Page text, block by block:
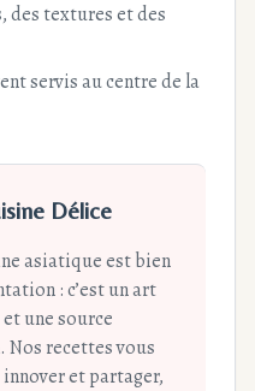
des textures et des
servis au centre de la
Délice
asiatique est bien
: c’est un art
une source
recettes vous
et partager,